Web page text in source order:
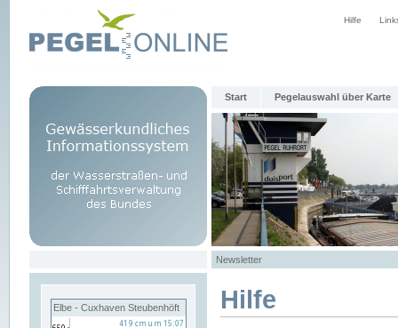
Hilfe
Start Pegelauswahl über Karte
Newsletter
Elbe - Cuxhaven Steubenhöft Hilfe